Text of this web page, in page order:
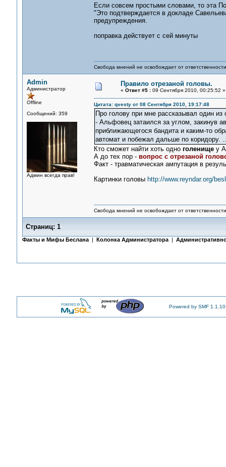
Если совсем простыми словами, то эта
"Это подтверждается в докладе
предупреждения.
поправка действует с сей минуты
Свобода мнений не освобождает от
Admin
Администратор
Offline
Сообщений: 359
Админ всегда прав!
Правило отрезаной головы.
« Ответ #5 :09 Сентября 2010, 00:25:52 »
Цитата: qvesty от 08 Сентября 2010, 19:17:48
Про голову при мне рассказывал один
- Альфовец затаился за углом, закинув
приближающегося бандита и каким-то
автомат и побежал дальше по коридору.
Кто сможет найти хоть одно голенищеу
А до тех пор - вопрос с отрезаной
Факт - травматическая ампутация в
Картинки головы http://www.reyndar.org/
Свобода мнений не освобождает от
Страниц: 1
Факты и Мифы Беслана| Колонка Администратора|
Powered by SMF 1.1.10